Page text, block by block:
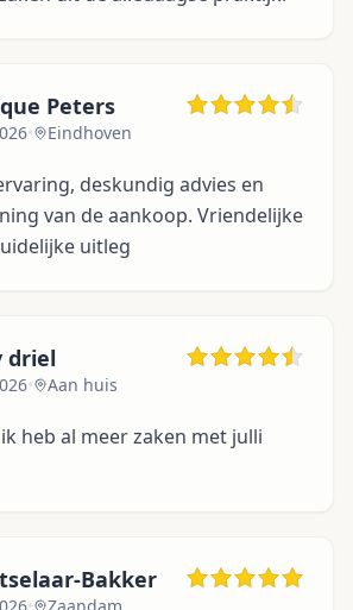
Peters
• Eindhoven
deskundig advies en
van de aankoop. Vriendelijke
uitleg
driel
• Aan huis
heb al meer zaken met julli
Bakker